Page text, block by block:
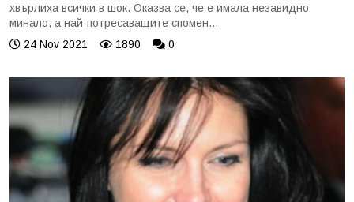
хвърлиха всички в шок. Оказва се, че е имала незавидно
минало, а най-потресаващите спомен...
24 Nov 2021
1890 0